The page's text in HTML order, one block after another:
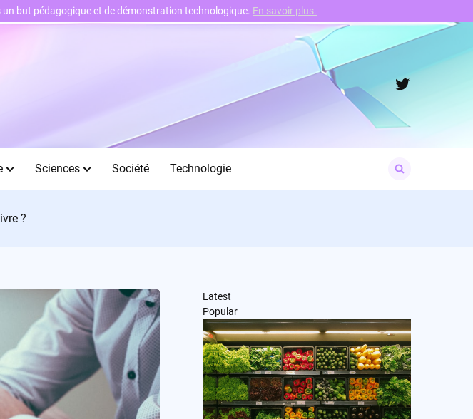
Twitter
Sciences Société Technologie
for:
?
Latest
Popular
but pédagogique et de démonstration technologique. En savoir plus.